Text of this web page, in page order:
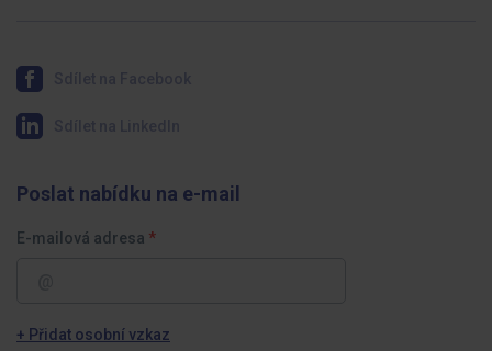
Poslat nabídku na e-mail
E-mailová adresa
+ Přidat osobní vzkaz